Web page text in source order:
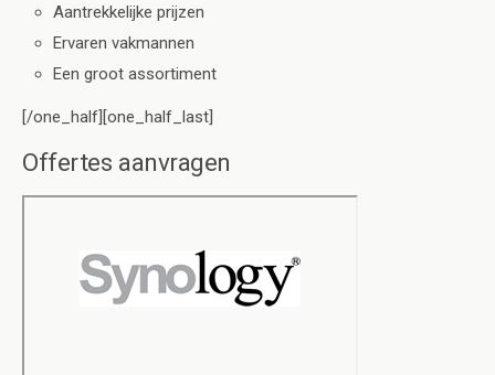
Aantrekkelijke prijzen
Ervaren vakmannen
Een groot assortiment
[/one_half][one_half_last]
Offertes aanvragen